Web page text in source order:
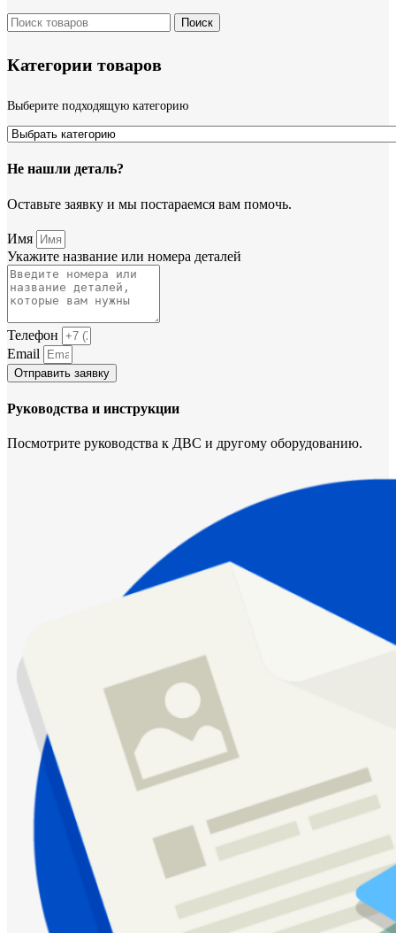
Поиск
Категории товаров
Выберите подходящую категорию
Не нашли деталь?
Оставьте заявку и мы постараемся вам помочь.
Имя
Укажите название или номера деталей
Телефон
Email
Отправить заявку
Руководства и инструкции
Посмотрите руководства к ДВС и другому оборудованию.